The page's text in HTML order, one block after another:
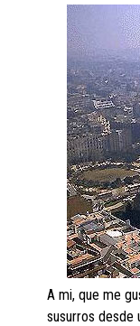
A mi, que me
susurros desde